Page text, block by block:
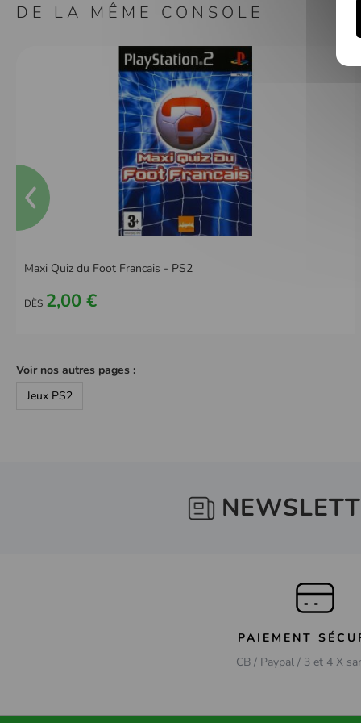
DE LA MÊME CONSOLE
Maxi Quiz du Foot Francais - PS2
DÈS 2,00 €
Voir nos autres pages :
Jeux PS2
PAIEMENT
CB / Paypal / 3 et 4 X